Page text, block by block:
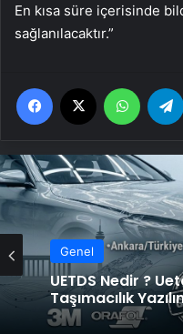
En kısa süre içerisinde
sağlanılacaktır.”
Facebook
Genel
UETDS Nedir ?
Taşımacılık